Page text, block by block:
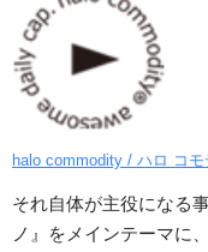
halo commodity / ハロ コモ
それ自体が主役になる
ノ』をメインテーマに